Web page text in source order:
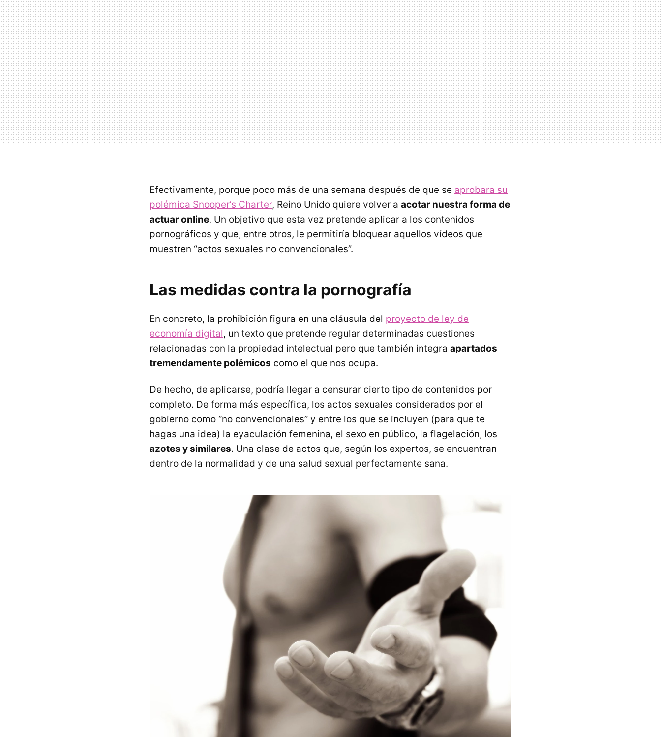
Efectivamente, porque poco más de una semana después de que se aprobara su
polémica Snooper’s Charter, Reino Unido quiere volver a acotar nuestra forma de
actuar online. Un objetivo que esta vez pretende aplicar a los contenidos
pornográficos y que, entre otros, le permitiría bloquear aquellos vídeos que
muestren “actos sexuales no convencionales”.
Las medidas contra la pornografía
En concreto, la prohibición figura en una cláusula del proyecto de ley de
economía digital, un texto que pretende regular determinadas cuestiones
relacionadas con la propiedad intelectual pero que también integra apartados
tremendamente polémicos como el que nos ocupa.
De hecho, de aplicarse, podría llegar a censurar cierto tipo de contenidos por
completo. De forma más específica, los actos sexuales considerados por el
gobierno como “no convencionales” y entre los que se incluyen (para que te
hagas una idea) la eyaculación femenina, el sexo en público, la flagelación, los
azotes y similares. Una clase de actos que, según los expertos, se encuentran
dentro de la normalidad y de una salud sexual perfectamente sana.